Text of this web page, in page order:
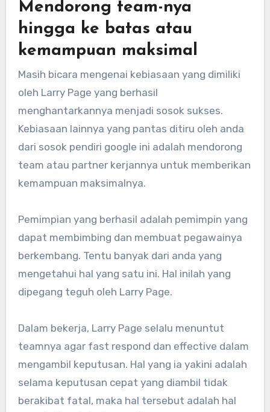
Mendorong team-nya
hingga ke batas atau
kemampuan maksimal
Masih bicara mengenai kebiasaan yang dimiliki
oleh Larry Page yang berhasil
menghantarkannya menjadi sosok sukses.
Kebiasaan lainnya yang pantas ditiru oleh anda
dari sosok pendiri google ini adalah mendorong
team atau partner kerjannya untuk memberikan
kemampuan maksimalnya.
Pemimpian yang berhasil adalah pemimpin yang
dapat membimbing dan membuat pegawainya
berkembang. Tentu banyak dari anda yang
mengetahui hal yang satu ini. Hal inilah yang
dipegang teguh oleh Larry Page.
Dalam bekerja, Larry Page selalu menuntut
teamnya agar fast respond dan effective dalam
mengambil keputusan. Hal yang ia yakini adalah
selama keputusan cepat yang diambil tidak
berakibat fatal, maka hal tersebut adalah hal